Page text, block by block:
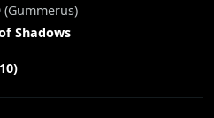
(Gummerus)
Shadows